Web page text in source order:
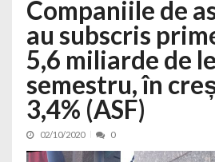
Companiile de
au subscris
5,6 miliarde de
semestru, în
3,4% (ASF)
02/10/2020 0